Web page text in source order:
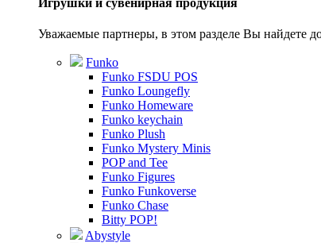
Уважаемые партнеры, в этом разделе Вы найдете
Funko
Funko FSDU POS
Funko Loungefly
Funko Homeware
Funko keychain
Funko Plush
Funko Mystery Minis
POP and Tee
Funko Figures
Funko Funkoverse
Funko Chase
Bitty POP!
Abystyle